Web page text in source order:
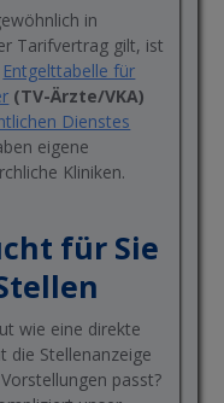
in
Tarifvertrag gilt, ist
Entgelttabelle für
(TV-Ärzte/VKA)
Dienstes
eigene
Kliniken.
für Sie
wie eine direkte
die Stellenanzeige
passt?